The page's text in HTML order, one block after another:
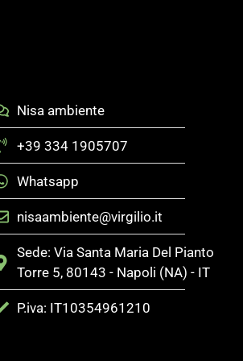
Nisa ambiente
+39 334 1905707
Whatsapp
nisaambiente@virgilio.it
Sede: Via Santa Maria Del Pianto
Torre 5, 80143 - Napoli (NA) - IT
P.iva: IT10354961210